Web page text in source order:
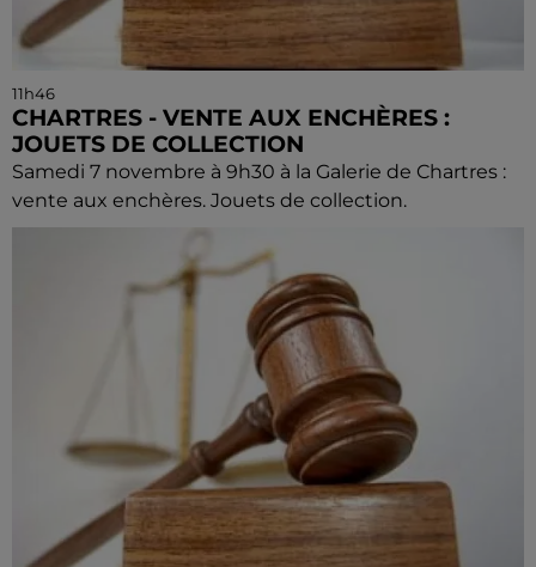
11h46
CHARTRES - VENTE AUX ENCHÈRES :
JOUETS DE COLLECTION
Samedi 7 novembre à 9h30 à la Galerie de Chartres :
vente aux enchères. Jouets de collection.